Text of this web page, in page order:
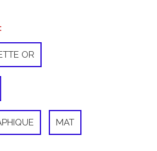
:
OR
MAT